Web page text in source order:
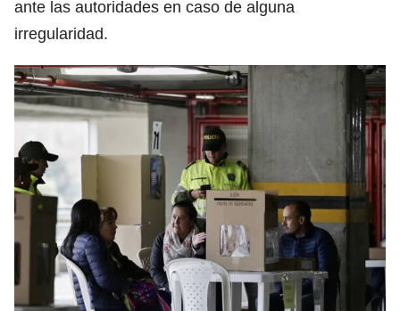
ante las autoridades en caso de alguna
irregularidad.